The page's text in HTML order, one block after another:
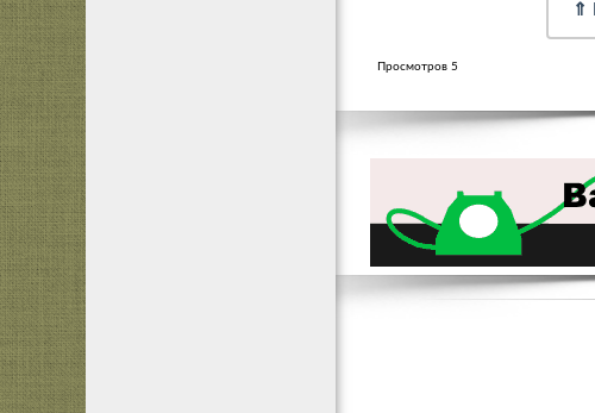
⇑
Просмотров 5